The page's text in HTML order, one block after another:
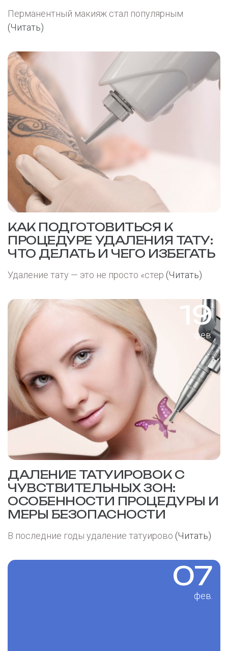
Перманентный макияж стал популярным
(Читать)
КАК ПОДГОТОВИТЬСЯ К
ПРОЦЕДУРЕ УДАЛЕНИЯ ТАТУ:
ЧТО ДЕЛАТЬ И ЧЕГО ИЗБЕГАТЬ
Удаление тату — это не просто «стер (Читать)
19
фев.
ДАЛЕНИЕ ТАТУИРОВОК С
ЧУВСТВИТЕЛЬНЫХ ЗОН:
ОСОБЕННОСТИ ПРОЦЕДУРЫ И
МЕРЫ БЕЗОПАСНОСТИ
В последние годы удаление татуирово (Читать)
07
фев.